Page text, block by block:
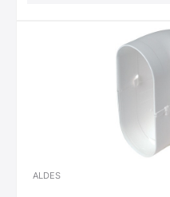
ALDES